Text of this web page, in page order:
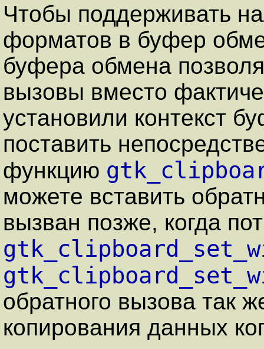
Чтобы поддерживать
форматов в буфер
буфера обмена
вызовы вместо
установили контекст
поставить
функцию
можете вставить
вызван позже, когда
обратного вызова так
копирования данных